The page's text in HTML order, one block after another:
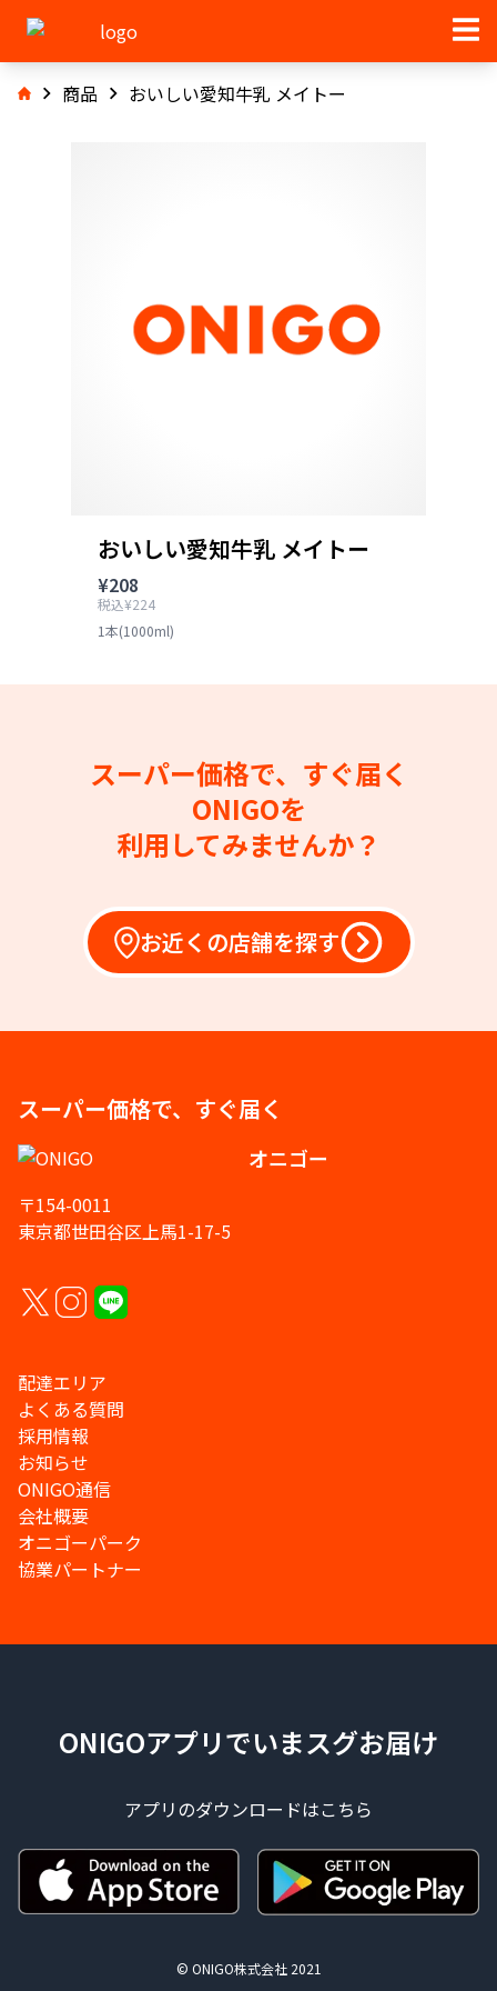
商品 おいしい愛知牛乳 メイトー
おいしい愛知牛乳 メイトー
¥208
税込¥224
1本(1000ml)
スーパー価格で、すぐ届く
ONIGOを
利用してみませんか？
お近くの店舗を探す
スーパー価格で、すぐ届く
オニゴー
〒154-0011
東京都世田谷区上馬1-17-5
配達エリア
よくある質問
採用情報
お知らせ
ONIGO通信
会社概要
オニゴーパーク
協業パートナー
ONIGOアプリでいまスグお届け
アプリのダウンロードはこちら
© ONIGO株式会社 2021